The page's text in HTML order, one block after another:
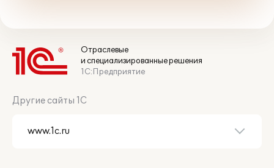
Отраслевые
и специализированные решения
1С:Предприятие
Другие сайты 1С